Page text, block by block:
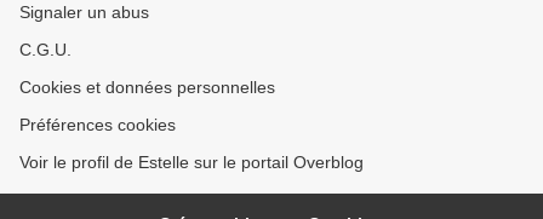
Signaler un abus
C.G.U.
Cookies et données personnelles
Préférences cookies
Voir le profil de Estelle sur le portail Overblog